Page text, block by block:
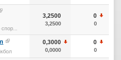
3,2500
3,2500
0
0
0,3000
0,0000
0
0